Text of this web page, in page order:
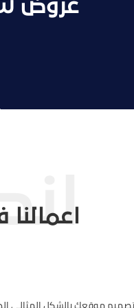
عروض